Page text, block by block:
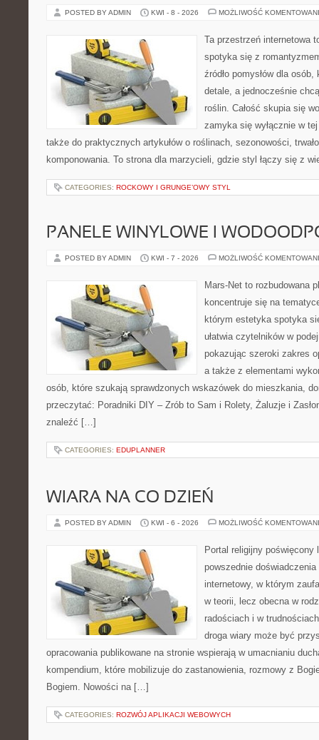
POSTED BY ADMIN KWI - 8 - 2026 MOŻLIWOŚĆ
Ta przestrzeń internetowa
spotyka się z
źródło pomysłów dla
detale, a jednocześnie
roślin. Całość skupia się
zamyka się wyłącznie w
także do praktycznych artykułów o roślinach, sezonowości,
komponowania. To strona dla marzycieli, gdzie styl łączy się z
CATEGORIES: ROCKOWY I GRUNGE’OWY STYL
PANELE WINYLOWE I
POSTED BY ADMIN KWI - 7 - 2026 MOŻLIWOŚĆ
Mars-Net to rozbudowana
koncentruje się na
którym estetyka spotyka
ułatwia czytelników w
pokazując szeroki zakres
a także z elementami
osób, które szukają sprawdzonych wskazówek do mieszkania,
przeczytać: Poradniki DIY – Zrób to Sam i Rolety, Żaluzje i
znaleźć […]
CATEGORIES: EDUPLANNER
WIARA NA CO DZIEŃ
POSTED BY ADMIN KWI - 6 - 2026 MOŻLIWOŚĆ
Portal religijny poświęcony
powszednie
internetowy, w którym
w teorii, lecz obecna w
radościach i w
droga wiary może być
opracowania publikowane na stronie wspierają w umacnianiu
kompendium, które mobilizuje do zastanowienia, rozmowy z
Bogiem. Nowości na […]
CATEGORIES: ROZWÓJ APLIKACJI WEBOWYCH